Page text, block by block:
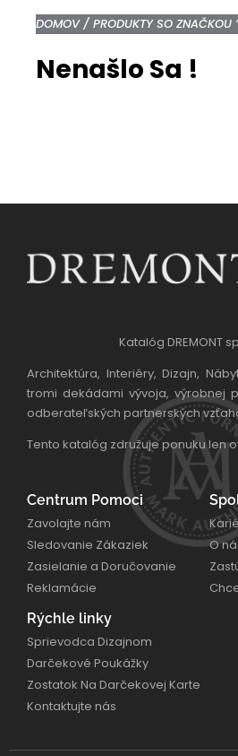
DOMOV/ PRODUKTY SO ZNAČKOU
Nenašlo Sa !
Katalóg DREMONT
Architektúra, Interiéry, Dizajn,
tromi dekádami vývoja, výrobnej
odberateľských partnerských
Tento katalóg združuje ponuku len
Centrum Pomoci
Zavolajte nám
Sledovanie Zákaziek
Zasielanie a Doručovanie
Reklamácie
O
Rýchle linky
Sprievodca Dizajnom
Darčekové Poukážky
Zostatok Na Darčekovej Karte
Kontaktujte nás